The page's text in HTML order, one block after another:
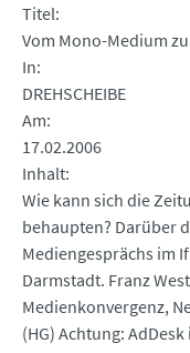
Titel
Vom Mono-Medium
In
DREHSCHEIBE
Am
17.02.2006
Inhalt
Wie kann sich die
behaupten? Darüber
Mediengesprächs im
Darmstadt. Franz
Medienkonvergenz,
(HG) Achtung: